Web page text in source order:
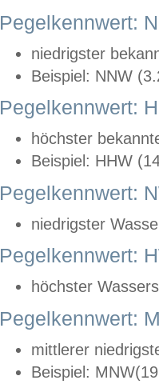
Pegelkennwert:
niedrigster
Beispiel: NNW
Pegelkennwert:
höchster
Beispiel: HHW
Pegelkennwert:
niedrigster
Pegelkennwert:
höchster
Pegelkennwert:
mittlerer
Beispiel: